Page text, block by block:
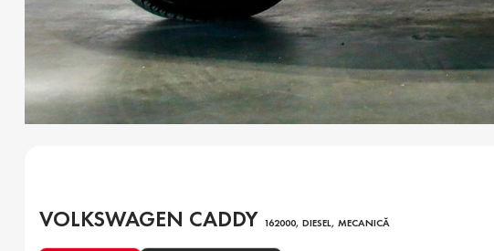
VOLKSWAGEN CADDY 162000, DIESEL, MECANICĂ